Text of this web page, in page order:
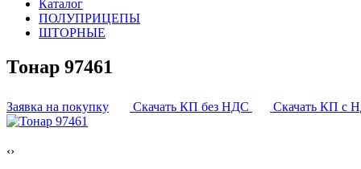
Каталог
ПОЛУПРИЦЕПЫ
ШТОРНЫЕ
Тонар 97461
Заявка на покупку Скачать КП без НДС Скачать КП с
‹›